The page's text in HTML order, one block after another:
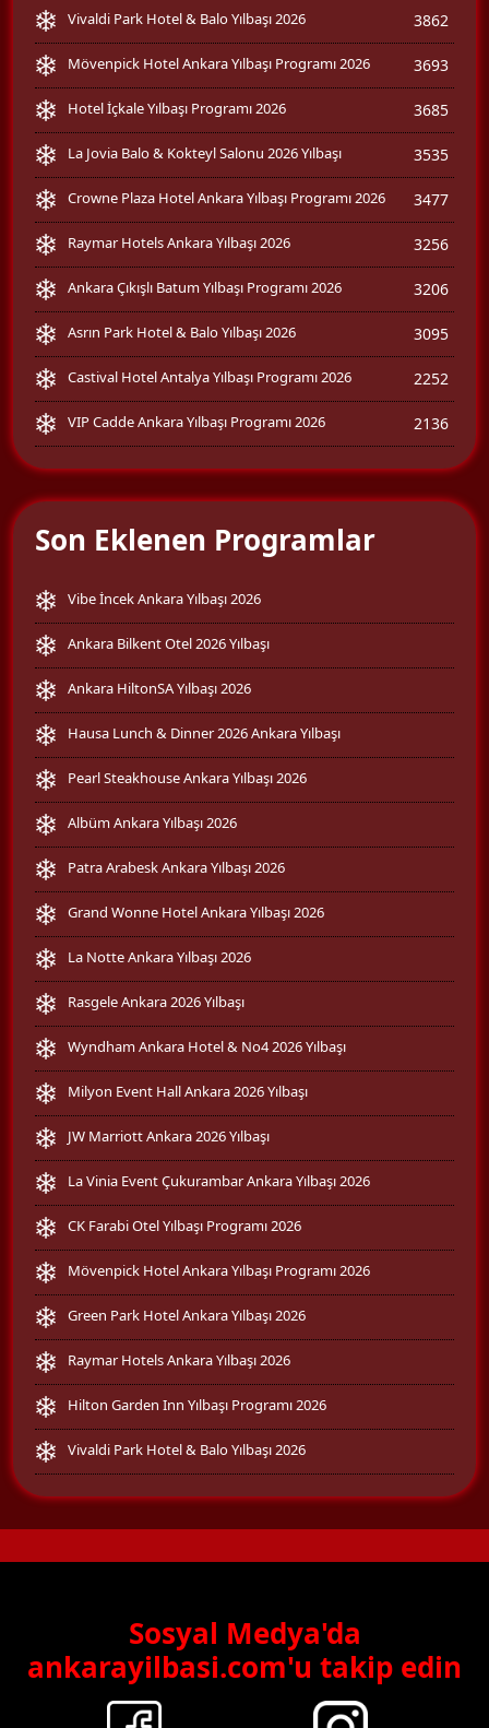
Vivaldi Park Hotel & Balo Yılbaşı 2026 3862
Mövenpick Hotel Ankara Yılbaşı Programı 2026 3693
Hotel İçkale Yılbaşı Programı 2026 3685
La Jovia Balo & Kokteyl Salonu 2026 Yılbaşı 3535
Crowne Plaza Hotel Ankara Yılbaşı Programı 2026 3477
Raymar Hotels Ankara Yılbaşı 2026 3256
Ankara Çıkışlı Batum Yılbaşı Programı 2026 3206
Asrın Park Hotel & Balo Yılbaşı 2026 3095
Castival Hotel Antalya Yılbaşı Programı 2026 2252
VIP Cadde Ankara Yılbaşı Programı 2026 2136
Son Eklenen Programlar
Vibe İncek Ankara Yılbaşı 2026
Ankara Bilkent Otel 2026 Yılbaşı
Ankara HiltonSA Yılbaşı 2026
Hausa Lunch & Dinner 2026 Ankara Yılbaşı
Pearl Steakhouse Ankara Yılbaşı 2026
Albüm Ankara Yılbaşı 2026
Patra Arabesk Ankara Yılbaşı 2026
Grand Wonne Hotel Ankara Yılbaşı 2026
La Notte Ankara Yılbaşı 2026
Rasgele Ankara 2026 Yılbaşı
Wyndham Ankara Hotel & No4 2026 Yılbaşı
Milyon Event Hall Ankara 2026 Yılbaşı
JW Marriott Ankara 2026 Yılbaşı
La Vinia Event Çukurambar Ankara Yılbaşı 2026
CK Farabi Otel Yılbaşı Programı 2026
Mövenpick Hotel Ankara Yılbaşı Programı 2026
Green Park Hotel Ankara Yılbaşı 2026
Raymar Hotels Ankara Yılbaşı 2026
Hilton Garden Inn Yılbaşı Programı 2026
Vivaldi Park Hotel & Balo Yılbaşı 2026
Sosyal Medya'da
ankarayilbasi.com'u takip edin